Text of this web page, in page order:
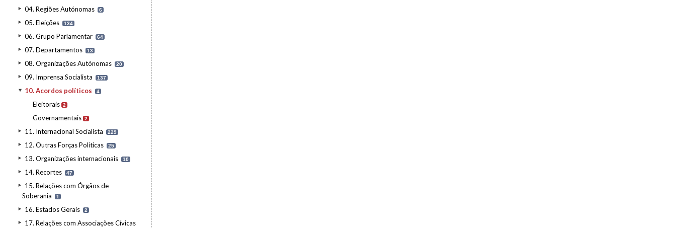
04. Regiões Autónomas 6
05. Eleições 134
06. Grupo Parlamentar 64
07. Departamentos 13
08. Organizações Autónomas 20
09. Imprensa Socialista 137
10. Acordos políticos 4
Eleitorais 2
Governamentais 2
11. Internacional Socialista 229
12. Outras Forças Políticas 25
13. Organizações internacionais 10
14. Recortes 47
15. Relações com Órgãos de
Soberania
1
16. Estados Gerais 2
17. Relações com Associações Cívicas